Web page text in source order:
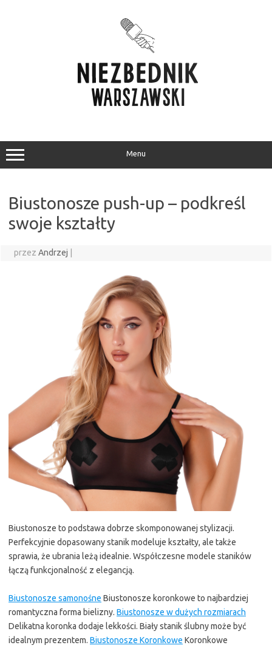
Menu
Biustonosze push-up – podkreśl
swoje kształty
przez Andrzej
Biustonosze to podstawa dobrze skomponowanej stylizacji.
Perfekcyjnie dopasowany stanik modeluje kształty, ale także
sprawia, że ubrania leżą idealnie. Współczesne modele staników
łączą funkcjonalność z elegancją.
Biustonosze samonośne Biustonosze koronkowe to najbardziej
romantyczna forma bielizny. Biustonosze w dużych rozmiarach
Delikatna koronka dodaje lekkości. Biały stanik ślubny może być
idealnym prezentem. Biustonosze Koronkowe Koronkowe